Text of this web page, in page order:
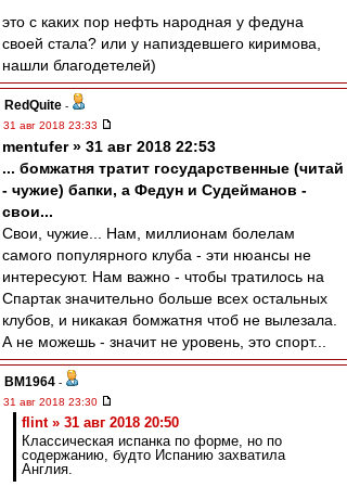
это с каких пор нефть народная у федуна
своей стала? или у напиздевшего киримова,
нашли благодетелей)
RedQuite -
31 авг 2018 23:33
mentufer » 31 авг 2018 22:53
... бомжатня тратит государственные (читай
- чужие) бапки, а Федун и Судейманов -
свои...
Свои, чужие... Нам, миллионам болелам
самого популярного клуба - эти нюансы не
интересуют. Нам важно - чтобы тратилось на
Спартак значительно больше всех остальных
клубов, и никакая бомжатня чтоб не вылезала.
А не можешь - значит не уровень, это спорт...
BM1964 -
31 авг 2018 23:30
flint » 31 авг 2018 20:50
Классическая испанка по форме, но по
содержанию, будто Испанию захватила
Англия.